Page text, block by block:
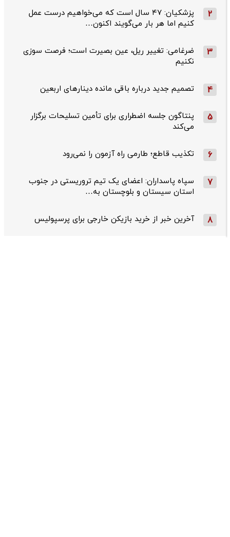
2
پزشکیان: ۴۷ سال است که می‌خواهیم درست عمل
کنیم اما هر بار می‌گویند اکنون…
3
ضرغامی: تغییر ریل، عین بصیرت است؛ فرصت سوزی
نکنیم
4 تصمیم جدید درباره باقی مانده دینارهای اربعین
5
پنتاگون جلسه اضطراری برای تأمین تسلیحات برگزار
می‌کند
6 تکذیب قاطع؛‌ طارمی راه آزمون را نمی‌رود
7
سپاه پاسداران: اعضای یک تیم تروریستی در جنوب
استان سیستان و بلوچستان به…
8 آخرین خبر از خرید بازیکن خارجی برای پرسپولیس